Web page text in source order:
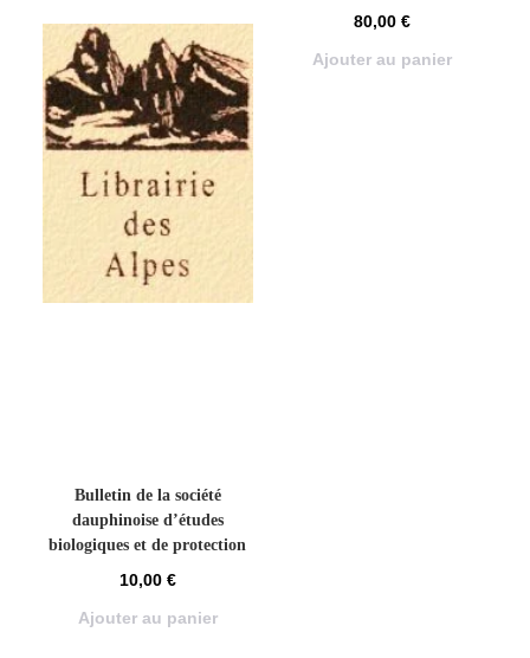
Bulletin de la société
dauphinoise d’études
biologiques et de protection
10,00 €
Ajouter au panier
80,00€
Ajouter au panier